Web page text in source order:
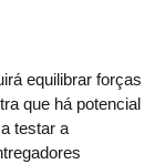
equilibrar forças
que há potencial
testar a